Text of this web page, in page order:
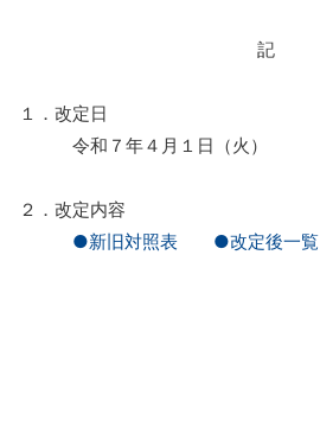
記
１．改定日
令和７年４月１日（火）
２．改定内容
●新旧対照表
●改定後一覧